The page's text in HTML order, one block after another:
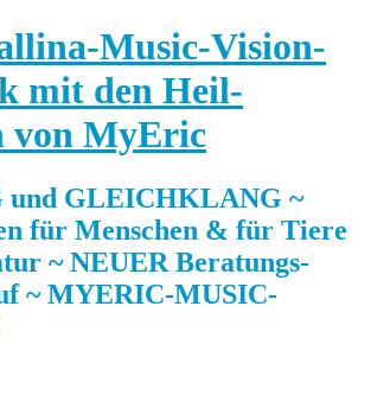
Music-Vision-
mit den Heil-
von MyEric
GLEICHKLANG ~
für Menschen & für Tiere
~ NEUER Beratungs-
~ MYERIC-MUSIC-